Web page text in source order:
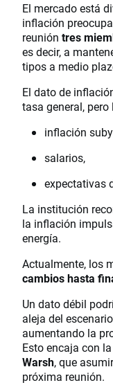
El mercado está
inflación
reunión tres
es decir, a
tipos a medio
El dato de
tasa general, pero
inflación
salarios,
expectativas
La institución
la inflación
energía.
Actualmente, los
cambios hasta
Un dato débil
aleja del
aumentando la
Esto encaja con
Warsh, que
próxima reunión.